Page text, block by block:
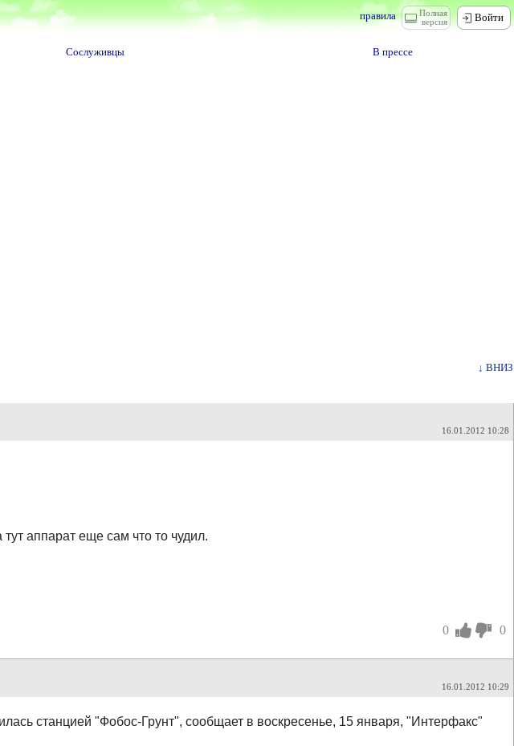
Полная
версия
правила Войти
Сослуживцы В прессе
↓ ВНИЗ
16.01.2012 10:28
аппарат еще сам что то чудил.
0 0
16.01.2012 10:29
станцией "Фобос-Грунт", сообщает в воскресенье, 15 января, "Интерфакс"